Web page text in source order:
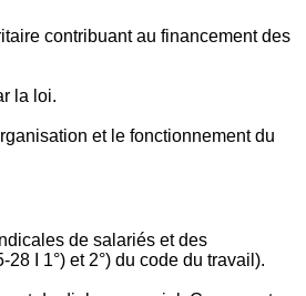
contribuant au financement des
la loi.
et le fonctionnement du
de salariés et des
I 1°) et 2°) du code du travail).